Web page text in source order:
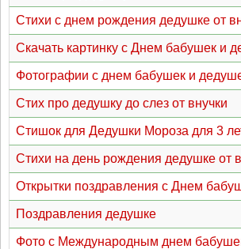
Стихи с днем рождения дедушке от
Скачать картинку с Днем бабушек и
Фотографии с днем бабушек и
Стих про дедушку до слез от внучки
Стишок для Дедушки Мороза для 3
Стихи на день рождения дедушке от
Открытки поздравления с Днем
Поздравления дедушке
Фото с Международным днем